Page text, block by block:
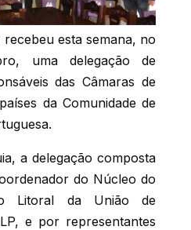
esta semana, no
uma delegação de
das Câmaras de
da Comunidade de
a delegação composta
do Núcleo do
Litoral da União de
e por representantes